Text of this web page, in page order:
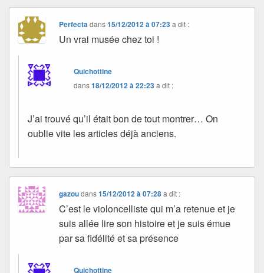
Perfecta dans15/12/2012 à 07:23 a dit :
Un vrai musée chez toi !
Quichottine
dans18/12/2012 à 22:23a dit :
J’ai trouvé qu’il était bon de tout montrer… On
oublie vite les articles déjà anciens.
gazoudans15/12/2012 à 07:28 a dit :
C’est le violoncelliste qui m’a retenue et je
suis allée lire son histoire et je suis émue
par sa fidélité et sa présence
Quichottine